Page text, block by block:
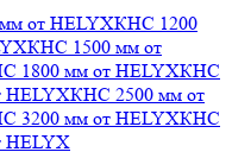
от HELYXКНС 1200
КНС 1500 мм от
1800 мм от HELYXКНС
HELYXКНС 2500 мм от
3200 мм от HELYXКНС
HELYX